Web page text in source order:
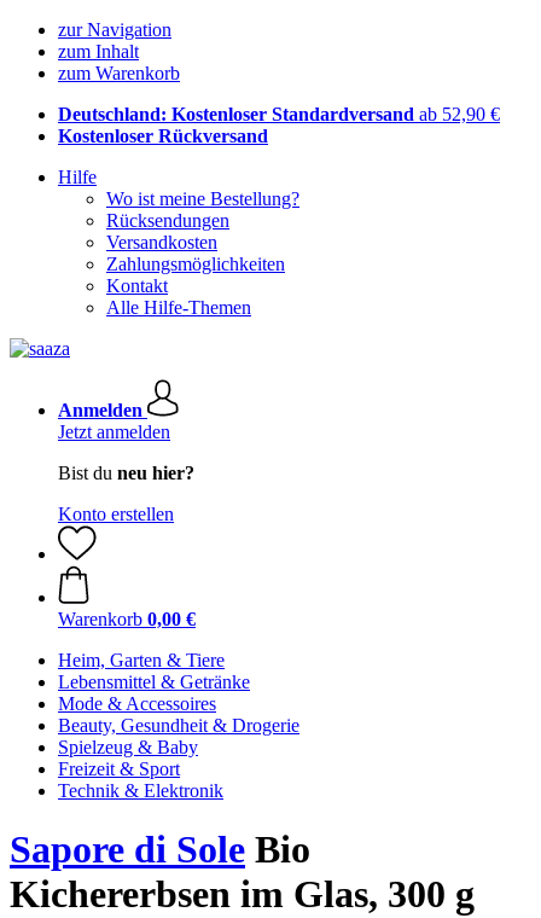
zur Navigation
zum Inhalt
zum Warenkorb
Deutschland: Kostenloser Standardversand ab 52,90 €
Kostenloser Rückversand
Hilfe
Wo ist meine Bestellung?
Rücksendungen
Versandkosten
Zahlungsmöglichkeiten
Kontakt
Alle Hilfe-Themen
Anmelden
Jetzt anmelden
Bist du neu hier?
Konto erstellen
Warenkorb 0,00 €
Heim, Garten & Tiere
Lebensmittel & Getränke
Mode & Accessoires
Beauty, Gesundheit & Drogerie
Spielzeug & Baby
Freizeit & Sport
Technik & Elektronik
Sapore di Sole Bio
Kichererbsen im Glas, 300 g